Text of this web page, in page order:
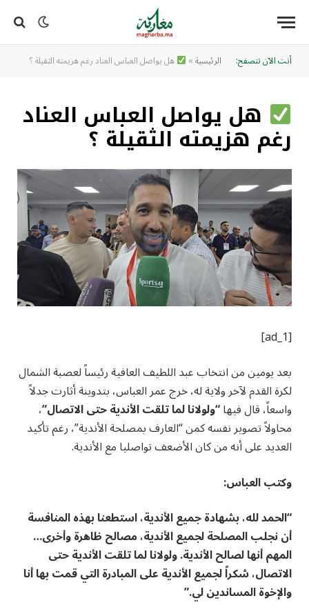
أنت الآن تتصفح: الرئيسية» هل يواصل العباس العناد رغم هزيمته الثقيلة ؟
هل يواصل العباس العناد
رغم هزيمته الثقيلة ؟
[ad_1]
بعد يومين من انتخاب عبد اللطيف العافية رئيساً لعصبة الشمال
لكرة القدم لآخر ولاية له، خرج عمر العباس، بتدوينة أثارت جدلاً
واسعاً، قال فيها“ولولانا لما تلقت الأندية حتى الاتصال”،
محاولاً تصوير نفسه كمن “العارف بمصلحة الأندية”، رغم تأكيد
العديد على أنه من كان الأضعف تواصليا مع الأندية.
وكتب العباس:
“الحمد لله، بشهادة جميع الأندية، استطعنا بهذه المنافسة
أن نجلب المصلحة لجميع الأندية، مصالح ظاهرة وأخرى…
المهم أنها لصالح الأندية. ولولانا لما تلقت الأندية حتى
الاتصال، شكراً لجميع الأندية على المبادرة التي قمت بها أنا
والإخوة المساندين لي.”